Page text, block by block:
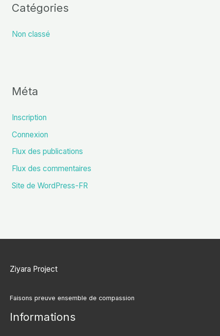
Catégories
Non classé
Méta
Inscription
Connexion
Flux des publications
Flux des commentaires
Site de WordPress-FR
Ziyara Project
Faisons preuve ensemble de compassion
Informations